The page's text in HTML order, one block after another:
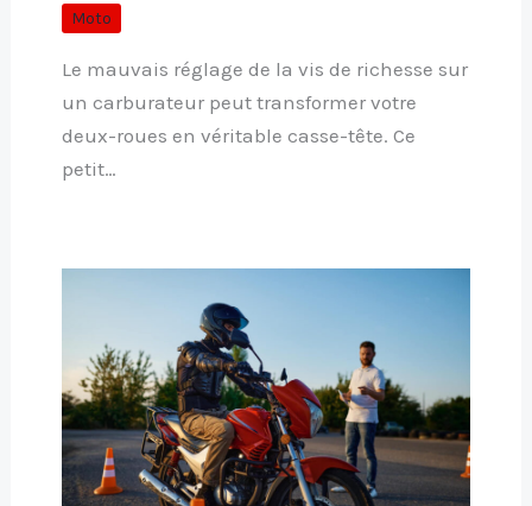
Moto
Le mauvais réglage de la vis de richesse sur
un carburateur peut transformer votre
deux-roues en véritable casse-tête. Ce
petit…